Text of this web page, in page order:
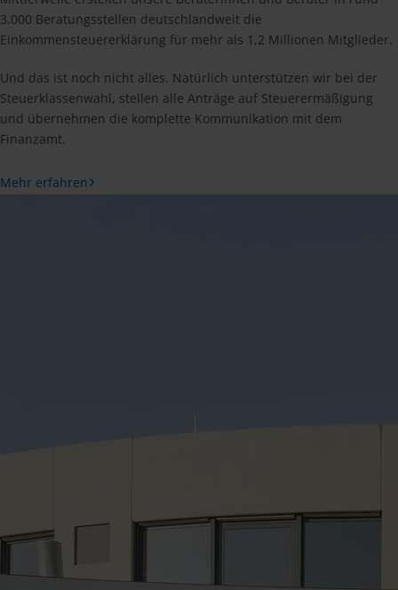
3.000 Beratungsstellen deutschlandweit die
Einkommensteuererklärung für mehr als 1,2 Millionen Mitglieder.
Und das ist noch nicht alles. Natürlich unterstützen wir bei der
Steuerklassenwahl, stellen alle Anträge auf Steuerermäßigung
und übernehmen die komplette Kommunikation mit dem
Finanzamt.
Mehr erfahren